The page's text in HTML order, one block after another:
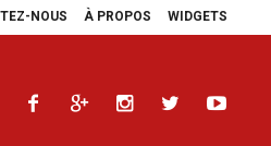
NOUS À PROPOS WIDGETS
Parlement panafricain : à Johannesburg,